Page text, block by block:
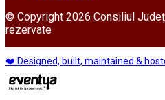
© Copyright 2026 Consiliul
rezervate
❤️ Designed, built, maintained &